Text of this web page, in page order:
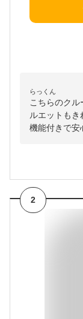
らっくん
こちらのクル
ルエットもき
機能付きで安
2